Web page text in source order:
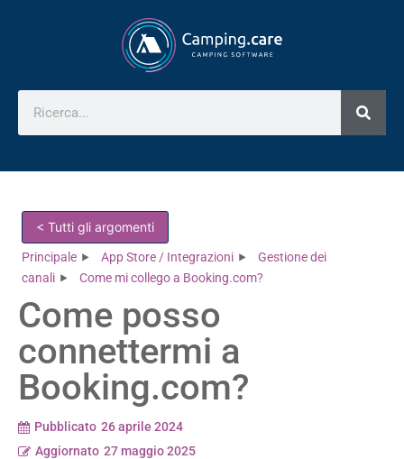
< Tutti gli argomenti
Principale App Store / Integrazioni
Gestione dei
canali
Come mi collego a Booking.com?
Come posso
connettermi a
Booking.com?
Pubblicato 26 aprile 2024
Aggiornato 27 maggio 2025